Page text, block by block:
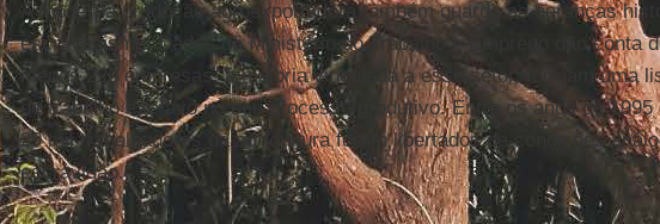
A moderna produção agroexportadora também guarda as heranças
escravagismo. Dados do Ministério do Trabalho e Emprego dão conta
menos 220 empresas, a maioria vinculada a esse setor, formam uma
de trabalho escravo no seu processo produtivo. Entre os anos de 1995
29 mil trabalhadores da agricultura foram libertados de condições
escravidão.